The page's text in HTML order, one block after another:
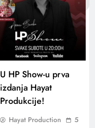
U HP Show-u prva
izdanja Hayat
Produkcije!
Hayat Production
5